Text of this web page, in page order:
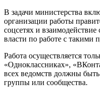
В задачи министерства
организации работы
соцсетях и
власти по работе с такими
Работа осуществляется
«Одноклассниках»,
всех ведомств должны
группы или сообщества.